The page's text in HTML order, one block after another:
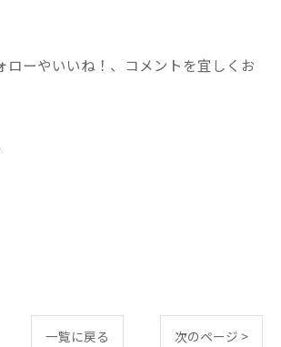
ローやいいね！、コメントを宜しくお
一覧に戻る 次のページ >